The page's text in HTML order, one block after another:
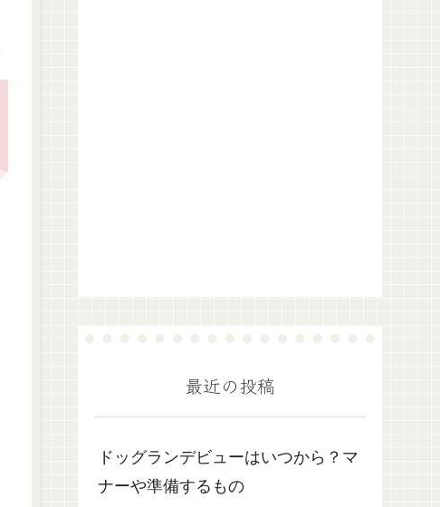
最近の投稿
ドッグランデビューはいつから？マ
ナーや準備するもの